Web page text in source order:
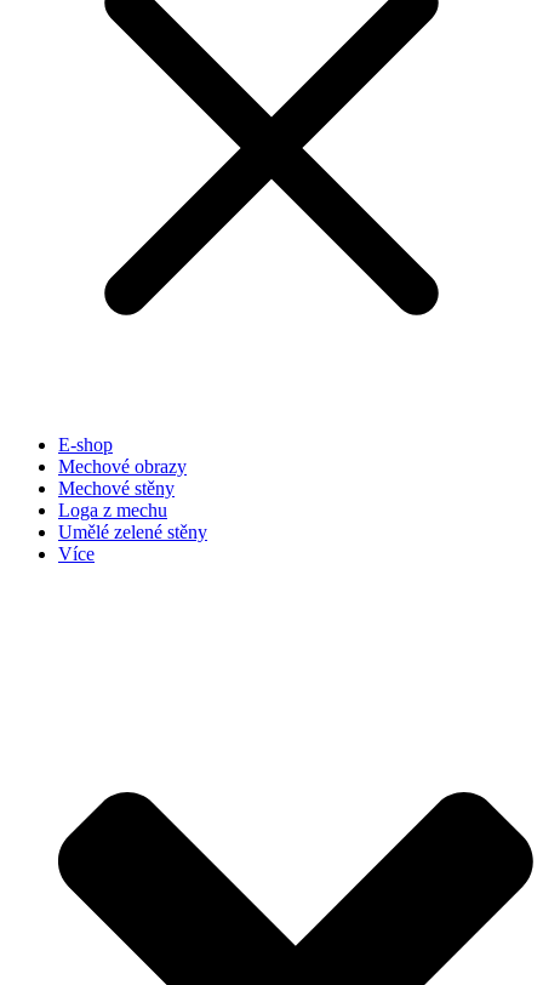
E-shop
Mechové obrazy
Mechové stěny
Loga z mechu
Umělé zelené stěny
Více